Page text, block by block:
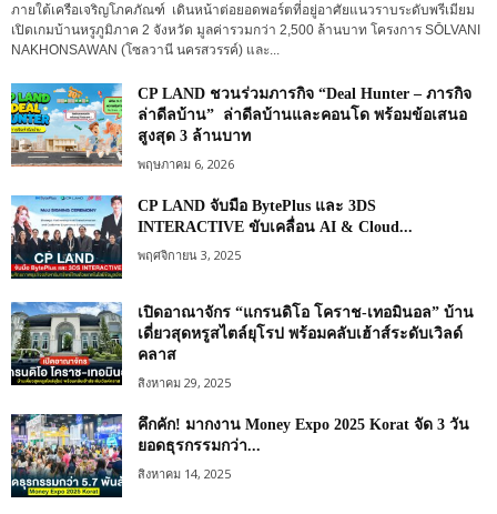
ภายใต้เครือเจริญโภคภัณฑ์ เดินหน้าต่อยอดพอร์ตที่อยู่อาศัยแนวราบระดับพรีเมียม
เปิดเกมบ้านหรูภูมิภาค 2 จังหวัด มูลค่ารวมกว่า 2,500 ล้านบาท โครงการ SŌLVANI
NAKHONSAWAN (โซลวานี นครสวรรค์) และ...
CP LAND ชวนร่วมภารกิจ “Deal Hunter – ภารกิจ
ล่าดีลบ้าน” ล่าดีลบ้านและคอนโด พร้อมข้อเสนอ
สูงสุด 3 ล้านบาท
พฤษภาคม 6, 2026
CP LAND จับมือ BytePlus และ 3DS
INTERACTIVE ขับเคลื่อน AI & Cloud...
พฤศจิกายน 3, 2025
เปิดอาณาจักร “แกรนดิโอ โคราช-เทอมินอล” บ้าน
เดี่ยวสุดหรูสไตล์ยุโรป พร้อมคลับเฮ้าส์ระดับเวิลด์
คลาส
สิงหาคม 29, 2025
คึกคัก! มากงาน Money Expo 2025 Korat จัด 3 วัน
ยอดธุรกรรมกว่า...
สิงหาคม 14, 2025